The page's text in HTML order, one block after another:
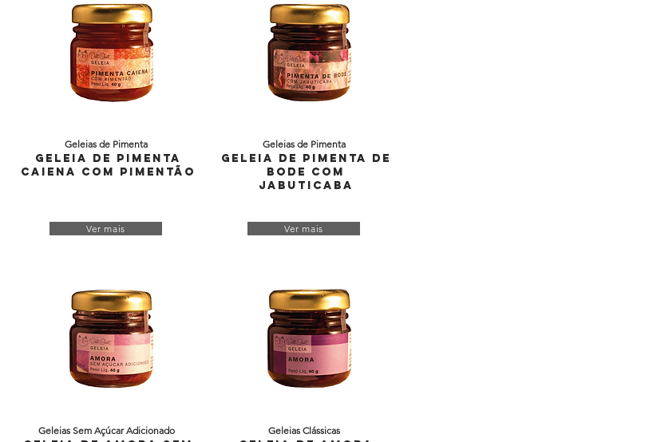
Geleias de Pimenta
Geleia de Pimenta
Caiena com Pimentão
Ver mais
Geleias Sem Açúcar Adicionado
Geleias de Pimenta
Geleia de Pimenta de
Bode com
Jabuticaba
Ver mais
Geleias Clássicas